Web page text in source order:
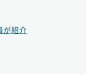
が紹介